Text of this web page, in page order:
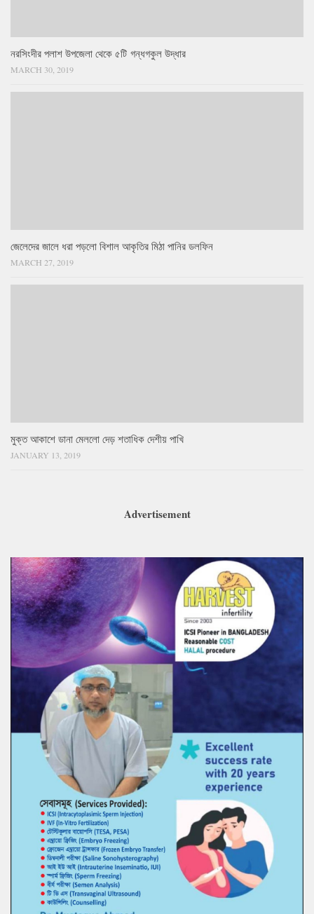
নরসিংদীর পলাশ উপজেলা থেকে ৫টি গন্ধগকুল উদ্ধার
MARCH 30, 2019
জেলেদের জালে ধরা পড়লো বিশাল আকৃতির মিঠা পানির ডলফিন
MARCH 27, 2019
মুক্ত আকাশে ডানা মেললো দেড় শতাধিক দেশীয় পাখি
JANUARY 13, 2019
Advertisement